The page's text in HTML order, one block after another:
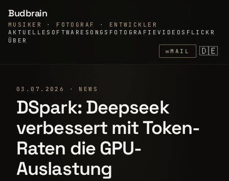
Budbrain
MUSIKER · FOTOGRAF · ENTWICKLER
AKTUELLE SOFTWARE SONGS FOTOGRAFIEVIDEOS FLICKR
ÜBER
✉MAIL 🇩🇪
03.07.2026 · NEWS
DSpark: Deepseek
verbessert mit Token-
Raten die GPU-
Auslastung